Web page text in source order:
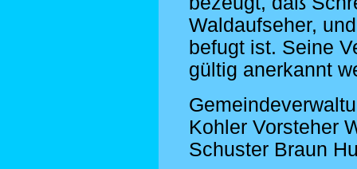
Waldaufseher,
befugt ist. Seine
gültig anerkannt
Kohler Vorsteher
Schuster Braun